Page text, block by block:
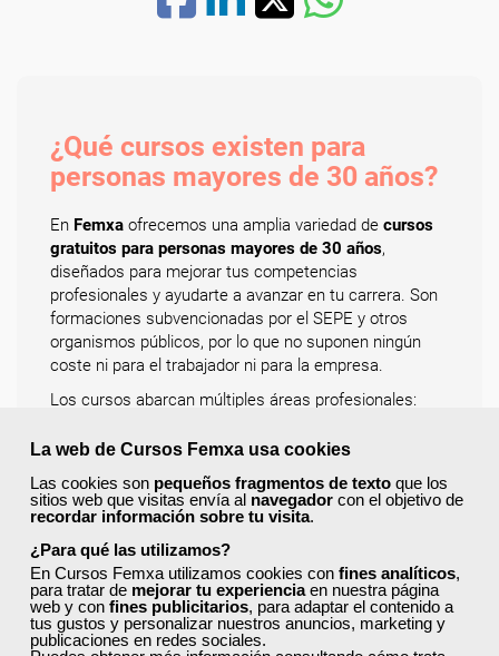
La web de Cursos Femxa usa cookies
Las cookies son pequeños fragmentos de texto que los
sitios web que visitas envía al navegador con el objetivo de
recordar información sobre tu visita.
¿Para qué las utilizamos?
En Cursos Femxa utilizamos cookies con fines analíticos,
para tratar de mejorar tu experienciaen nuestra página
web y con fines publicitarios, para adaptar el contenido a
tus gustos y personalizar nuestros anuncios, marketing y
publicaciones en redes sociales.
¿Qué cursos existen para
personas mayores de 30 años?
En Femxa ofrecemos una amplia variedad de cursos
gratuitos para personas mayores de 30 años,
diseñados para mejorar tus competencias
profesionales y ayudarte a avanzar en tu carrera. Son
formaciones subvencionadas por el SEPE y otros
organismos públicos, por lo que no suponen ningún
coste ni para el trabajador ni para la empresa.
Los cursos abarcan múltiples áreas profesionales:
word, finanzas, sanidad, alimentación, informática,
otras. Todos los programas están actualizados con
contenidos prácticos y enfocados en las necesidades
reales del mercado laboral.
Además, la modalidadonlinete permite estudiar a tu
ritmo, con flexibilidad horaria y acompañamiento
tutorial. También disponemos de cursospresenciales
y en aula virtual, según la convocatoria. Consulta